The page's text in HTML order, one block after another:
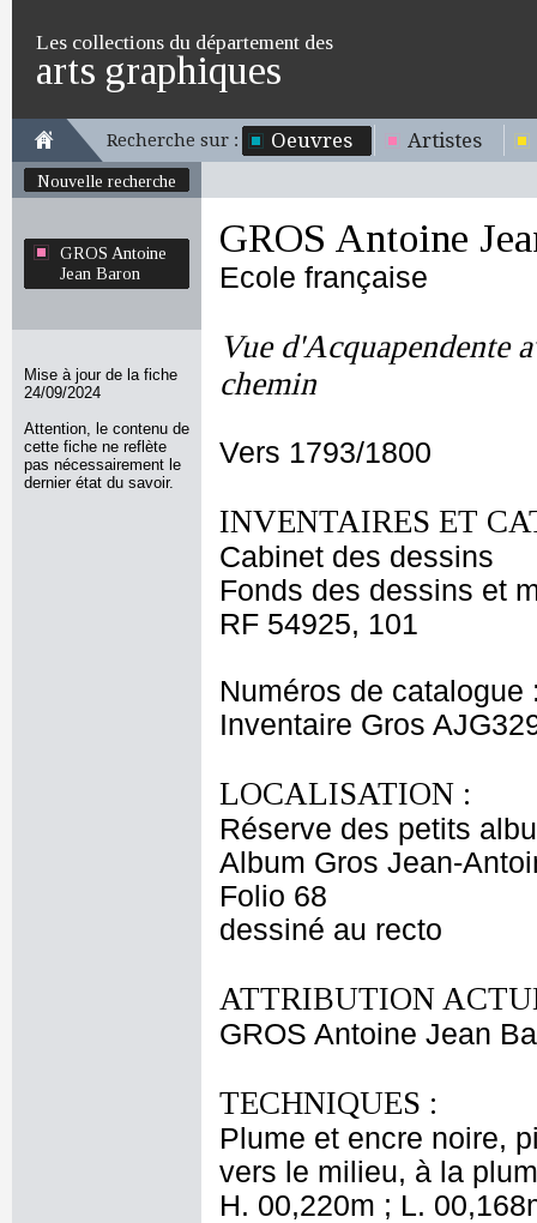
Les collections du département des
arts graphiques
Recherche sur : Oeuvres Artistes
Nouvelle recherche
GROS Antoine
Jean Baron
Mise à jour de la fiche
24/09/2024
Attention, le contenu de
cette fiche ne reflète
pas nécessairement le
dernier état du savoir.
GROS Antoine
Ecole française
Vue d'Acquapendente
chemin
Vers 1793/1800
INVENTAIRES ET
Cabinet des dessins
Fonds des dessins et
RF 54925, 101
Numéros de catalogue
Inventaire Gros
LOCALISATION :
Réserve des petits
Album Gros Jean-
Folio 68
dessiné au recto
ATTRIBUTION
GROS Antoine Jean
TECHNIQUES :
Plume et encre noire,
vers le milieu, à la
H. 00,220m ; L.